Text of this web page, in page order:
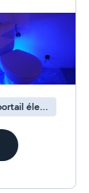
Installation de portail électrique